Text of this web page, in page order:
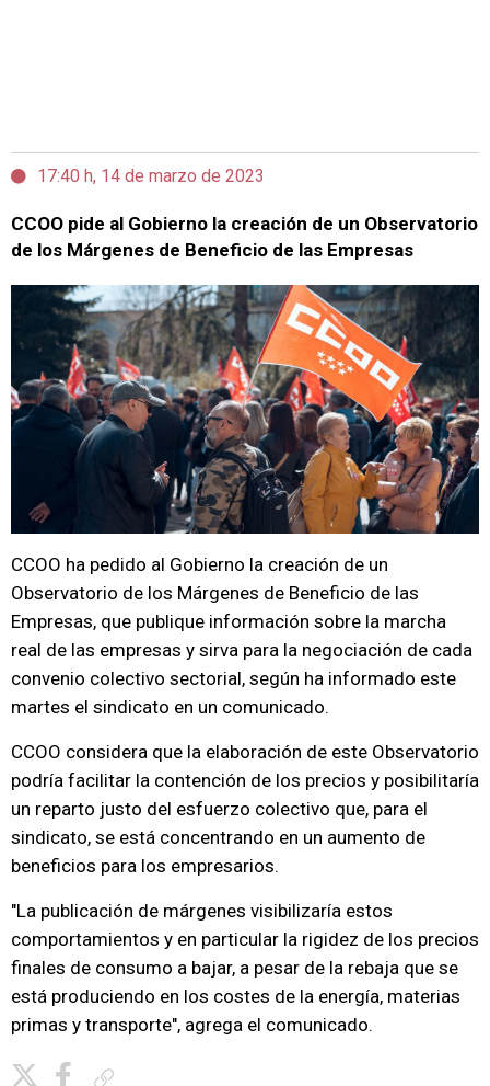
17:40 h, 14 de marzo de 2023
CCOO pide al Gobierno la creación de un Observatorio
de los Márgenes de Beneficio de las Empresas
CCOO ha pedido al Gobierno la creación de un
Observatorio de los Márgenes de Beneficio de las
Empresas, que publique información sobre la marcha
real de las empresas y sirva para la negociación de cada
convenio colectivo sectorial, según ha informado este
martes el sindicato en un comunicado.
CCOO considera que la elaboración de este Observatorio
podría facilitar la contención de los precios y posibilitaría
un reparto justo del esfuerzo colectivo que, para el
sindicato, se está concentrando en un aumento de
beneficios para los empresarios.
"La publicación de márgenes visibilizaría estos
comportamientos y en particular la rigidez de los precios
finales de consumo a bajar, a pesar de la rebaja que se
está produciendo en los costes de la energía, materias
primas y transporte", agrega el comunicado.